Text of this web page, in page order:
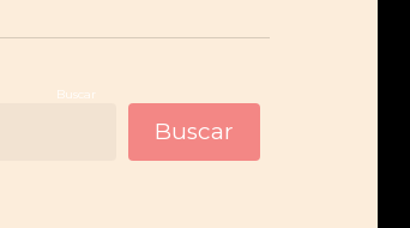
Buscar
Buscar